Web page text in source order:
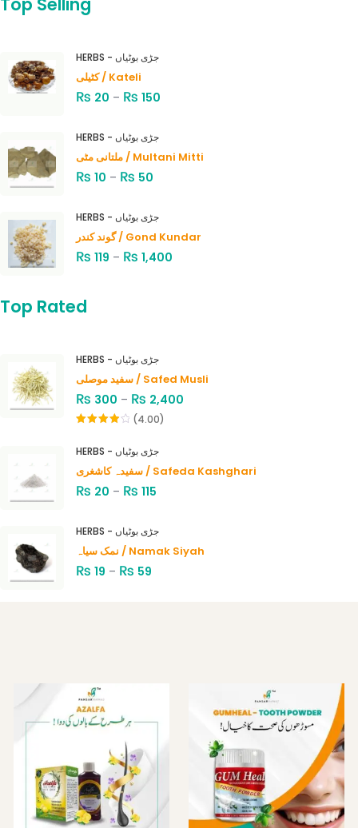
HERBS - جڑی بوٹیاں
کٹیلی / Kateli
₨ 20 – ₨ 150
HERBS - جڑی بوٹیاں
ملتانی مٹی / Multani Mitti
₨ 10 – ₨ 50
HERBS - جڑی بوٹیاں
گوند کندر / Gond Kundar
₨ 119 – ₨ 1,400
Top Rated
HERBS - جڑی بوٹیاں
سفید موصلی / Safed Musli
₨ 300 – ₨ 2,400
of 5
(4.00)
HERBS - جڑی بوٹیاں
سفیدہ کاشغری / Safeda Kashghari
₨ 20 – ₨ 115
HERBS - جڑی بوٹیاں
نمک سیاہ / Namak Siyah
₨ 19 – ₨ 59